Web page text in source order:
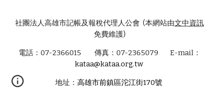
社團法人高雄市記帳及報稅代理人公會 (本網站由文中資訊
免費維護)
電話：07-2366015 傳真：07-2365079 E-mail：
kataa@kataa.org.tw
地址： 高雄市前鎮區沱江街170號